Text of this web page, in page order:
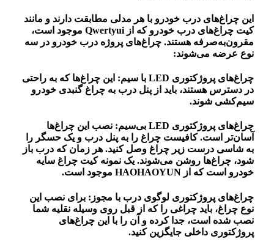
این چراغ‌های درب خودرو با هر مدلی مطابقت دارند و مانند
کیت چراغ‌های درب خودرو که از Qwertyui موجود است،
مقرون‌به‌صرفه هستند. چراغ‌های پروژه درب خودرو در سه
نوع عرضه می‌شوند:
چراغ‌های پروژکتوری LED با سیم: این چراغ‌ها که به راحتی
در دسترس هستند، باید از پنل درب به چراغ گنبدی خودرو
سیم‌کشی شوند.
چراغ‌های پروژکتوری LED بی‌سیم: نصب این چراغ‌ها
آسان‌تر است. کافیست چراغ را به پنل درب و یک حسگر را
به شاسی درست زیر چراغ وصل کنید. هر زمان که درب باز
شود، چراغ‌ها روشن می‌شوند. یک نمونه کیت چراغ سایه
خودرو است که از HAOHAOYUN موجود است.
چراغ‌های پروژکتوری لوگوی درب با مجوز: برای نصب این
نوع چراغ، باید چراغی را که از قبل روی وسیله نقلیه شما
نصب شده است، جدا کرده و آن را با این چراغ‌های
پروژکتوری داخلی جایگزین کنید.